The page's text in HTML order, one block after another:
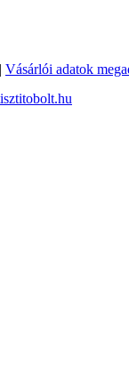
| Vásárlói adatok